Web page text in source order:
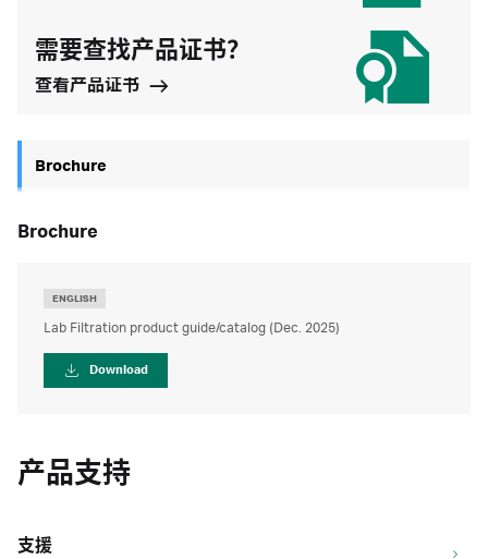
需要查找产品证书？
查看产品证书
Brochure
brochure
ENGLISH
Lab Filtration product guide/catalog (Dec. 2025)
Download
产品支持
支援